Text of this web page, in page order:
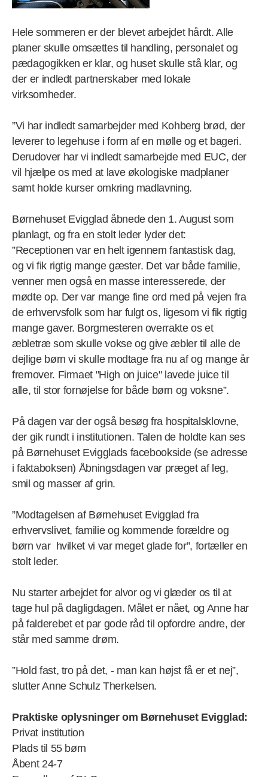
Hele sommeren er der blevet arbejdet hårdt. Alle
planer skulle omsættes til handling, personalet og
pædagogikken er klar, og huset skulle stå klar, og
der er indledt partnerskaber med lokale
virksomheder.
”Vi har indledt samarbejder med Kohberg brød, der
leverer to legehuse i form af en mølle og et bageri.
Derudover har vi indledt samarbejde med EUC, der
vil hjælpe os med at lave økologiske madplaner
samt holde kurser omkring madlavning.
Børnehuset Evigglad åbnede den 1. August som
planlagt, og fra en stolt leder lyder det:
”Receptionen var en helt igennem fantastisk dag,
og vi fik rigtig mange gæster. Det var både familie,
venner men også en masse interesserede, der
mødte op. Der var mange fine ord med på vejen fra
de erhvervsfolk som har fulgt os, ligesom vi fik rigtig
mange gaver. Borgmesteren overrakte os et
æbletræ som skulle vokse og give æbler til alle de
dejlige børn vi skulle modtage fra nu af og mange år
fremover. Firmaet "High on juice" lavede juice til
alle, til stor fornøjelse for både børn og voksne”.
På dagen var der også besøg fra hospitalsklovne,
der gik rundt i institutionen. Talen de holdte kan ses
på Børnehuset Evigglads facebookside (se adresse
i faktaboksen) Åbningsdagen var præget af leg,
smil og masser af grin.
”Modtagelsen af Børnehuset Evigglad fra
erhvervslivet, familie og kommende forældre og
børn var hvilket vi var meget glade for”, fortæller en
stolt leder.
Nu starter arbejdet for alvor og vi glæder os til at
tage hul på dagligdagen. Målet er nået, og Anne har
på falderebet et par gode råd til opfordre andre, der
står med samme drøm.
”Hold fast, tro på det, - man kan højst få er et nej”,
slutter Anne Schulz Therkelsen.
Praktiske oplysninger om Børnehuset Evigglad:
Privat institution
Plads til 55 børn
Åbent 24-7